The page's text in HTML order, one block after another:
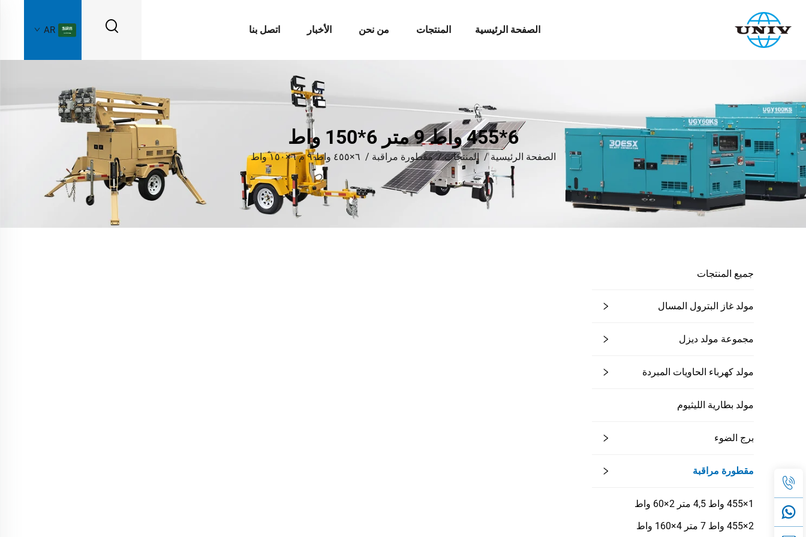
الصفحة الرئيسية المنتجات من نحن الأخبار اتصل بنا AR
6*455 واط 9 متر 6*150 واط
الصفحة الرئيسية/المنتجات/مقطورة مراقبة / ٦×٤٥٥ واط ٩ م ٦×١٥٠ واط
جميع المنتجات
مولد غاز البترول المسال
مجموعة مولد ديزل
مولد كهرباء الحاويات المبردة
مولد بطارية الليثيوم
برج الضوء
مقطورة مراقبة
1×455 واط 4,5 متر 2×60 واط
2×455 واط 7 متر 4×160 واط